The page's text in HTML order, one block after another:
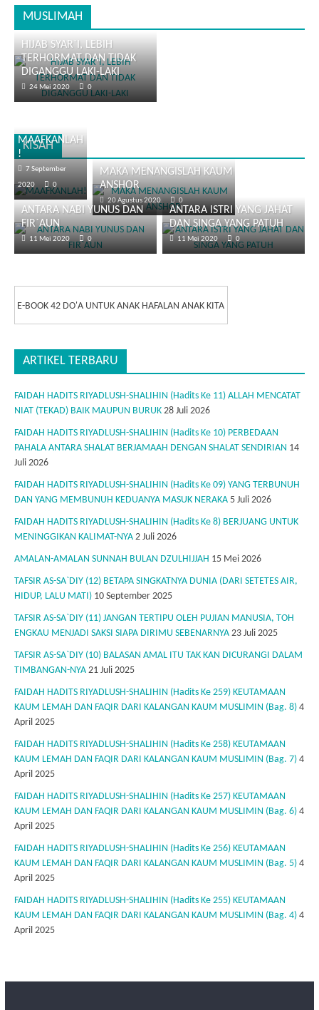
MUSLIMAH
HIJAB SYAR`I, LEBIH
TERHORMAT DAN TIDAK
DIGANGGU LAKI-LAKI
24 Mei 2020 0
KISAH
MAAFKANLAH
!
7 September
2020
0
MAKA MENANGISLAH KAUM
ANSHOR
20 Agustus 2020 0
ANTARA NABI YUNUS DAN
FIR`AUN
11 Mei 2020 0
ANTARA ISTRI YANG JAHAT
DAN SINGA YANG PATUH
11 Mei 2020 0
E-BOOK 42 DO'A UNTUK ANAK HAFALAN ANAK KITA
ARTIKEL TERBARU
FAIDAH HADITS RIYADLUSH-SHALIHIN (Hadits Ke 11) ALLAH MENCATAT
NIAT (TEKAD) BAIK MAUPUN BURUK 28 Juli 2026
FAIDAH HADITS RIYADLUSH-SHALIHIN (Hadits Ke 10) PERBEDAAN
PAHALA ANTARA SHALAT BERJAMAAH DENGAN SHALAT SENDIRIAN 14
Juli 2026
FAIDAH HADITS RIYADLUSH-SHALIHIN (Hadits Ke 09) YANG TERBUNUH
DAN YANG MEMBUNUH KEDUANYA MASUK NERAKA 5 Juli 2026
FAIDAH HADITS RIYADLUSH-SHALIHIN (Hadits Ke 8) BERJUANG UNTUK
MENINGGIKAN KALIMAT-NYA 2 Juli 2026
AMALAN-AMALAN SUNNAH BULAN DZULHIJJAH 15 Mei 2026
TAFSIR AS-SA`DIY (12) BETAPA SINGKATNYA DUNIA (DARI SETETES AIR,
HIDUP, LALU MATI) 10 September 2025
TAFSIR AS-SA`DIY (11) JANGAN TERTIPU OLEH PUJIAN MANUSIA, TOH
ENGKAU MENJADI SAKSI SIAPA DIRIMU SEBENARNYA 23 Juli 2025
TAFSIR AS-SA`DIY (10) BALASAN AMAL ITU TAK KAN DICURANGI DALAM
TIMBANGAN-NYA 21 Juli 2025
FAIDAH HADITS RIYADLUSH-SHALIHIN (Hadits Ke 259) KEUTAMAAN
KAUM LEMAH DAN FAQIR DARI KALANGAN KAUM MUSLIMIN (Bag. 8) 4
April 2025
FAIDAH HADITS RIYADLUSH-SHALIHIN (Hadits Ke 258) KEUTAMAAN
KAUM LEMAH DAN FAQIR DARI KALANGAN KAUM MUSLIMIN (Bag. 7) 4
April 2025
FAIDAH HADITS RIYADLUSH-SHALIHIN (Hadits Ke 257) KEUTAMAAN
KAUM LEMAH DAN FAQIR DARI KALANGAN KAUM MUSLIMIN (Bag. 6) 4
April 2025
FAIDAH HADITS RIYADLUSH-SHALIHIN (Hadits Ke 256) KEUTAMAAN
KAUM LEMAH DAN FAQIR DARI KALANGAN KAUM MUSLIMIN (Bag. 5) 4
April 2025
FAIDAH HADITS RIYADLUSH-SHALIHIN (Hadits Ke 255) KEUTAMAAN
KAUM LEMAH DAN FAQIR DARI KALANGAN KAUM MUSLIMIN (Bag. 4) 4
April 2025